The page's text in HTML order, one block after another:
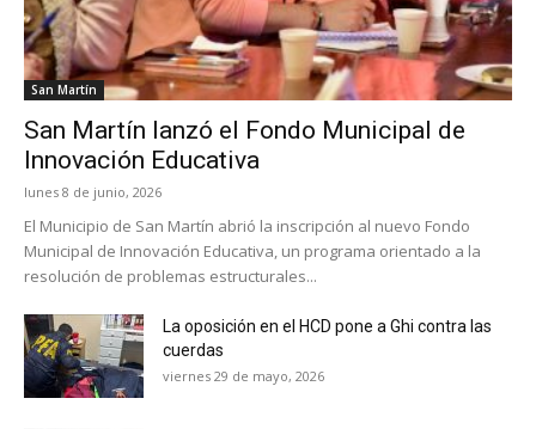
San Martín
San Martín lanzó el Fondo Municipal de
Innovación Educativa
lunes 8 de junio, 2026
El Municipio de San Martín abrió la inscripción al nuevo Fondo
Municipal de Innovación Educativa, un programa orientado a la
resolución de problemas estructurales...
La oposición en el HCD pone a Ghi contra las
cuerdas
viernes 29 de mayo, 2026